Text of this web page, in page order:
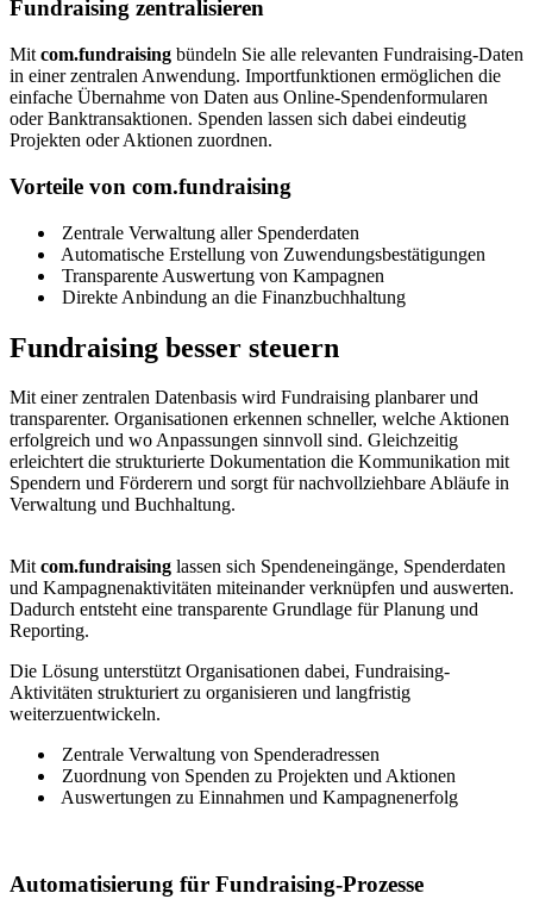
Fundraising zentralisieren
Mit com.fundraising bündeln Sie alle relevanten Fundraising-Daten
in einer zentralen Anwendung. Importfunktionen ermöglichen die
einfache Übernahme von Daten aus Online-Spendenformularen
oder Banktransaktionen. Spenden lassen sich dabei eindeutig
Projekten oder Aktionen zuordnen.
Vorteile von com.fundraising
Zentrale Verwaltung aller Spenderdaten
Automatische Erstellung von Zuwendungsbestätigungen
Transparente Auswertung von Kampagnen
Direkte Anbindung an die Finanzbuchhaltung
Fundraising besser steuern
Mit einer zentralen Datenbasis wird Fundraising planbarer und
transparenter. Organisationen erkennen schneller, welche Aktionen
erfolgreich und wo Anpassungen sinnvoll sind. Gleichzeitig
erleichtert die strukturierte Dokumentation die Kommunikation mit
Spendern und Förderern und sorgt für nachvollziehbare Abläufe in
Verwaltung und Buchhaltung.
Mitcom.fundraising lassen sich Spendeneingänge, Spenderdaten
und Kampagnenaktivitäten miteinander verknüpfen und auswerten.
Dadurch entsteht eine transparente Grundlage für Planung und
Reporting.
Die Lösung unterstützt Organisationen dabei, Fundraising-
Aktivitäten strukturiert zu organisieren und langfristig
weiterzuentwickeln.
Zentrale Verwaltung von Spenderadressen
Zuordnung von Spenden zu Projekten und Aktionen
Auswertungen zu Einnahmen und Kampagnenerfolg
Automatisierung für Fundraising-Prozesse